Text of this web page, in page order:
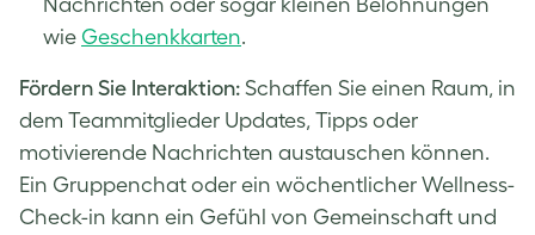
wie Geschenkkarten.
Fördern Sie Interaktion: Schaffen Sie einen Raum, in
dem Teammitglieder Updates, Tipps oder
motivierende Nachrichten austauschen können.
Ein Gruppenchat oder ein wöchentlicher Wellness-
Check-in kann ein Gefühl von Gemeinschaft und